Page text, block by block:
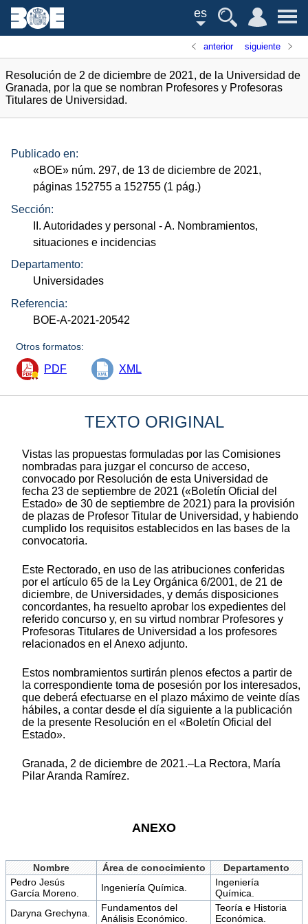
es
anterior siguiente
Resolución de 2 de diciembre de 2021, de la Universidad de
Granada, por la que se nombran Profesores y Profesoras
Titulares de Universidad.
Publicado en:
«BOE» núm. 297, de 13 de diciembre de 2021,
páginas 152755 a 152755 (1 pág.)
Sección:
II. Autoridades y personal - A. Nombramientos,
situaciones e incidencias
Departamento:
Universidades
Referencia:
BOE-A-2021-20542
Otros formatos:
PDF XML
TEXTO ORIGINAL
Vistas las propuestas formuladas por las Comisiones
nombradas para juzgar el concurso de acceso,
convocado por Resolución de esta Universidad de
fecha 23 de septiembre de 2021 («Boletín Oficial del
Estado» de 30 de septiembre de 2021) para la provisión
de plazas de Profesor Titular de Universidad, y habiendo
cumplido los requisitos establecidos en las bases de la
convocatoria.
Este Rectorado, en uso de las atribuciones conferidas
por el artículo 65 de la Ley Orgánica 6/2001, de 21 de
diciembre, de Universidades, y demás disposiciones
concordantes, ha resuelto aprobar los expedientes del
referido concurso y, en su virtud nombrar Profesores y
Profesoras Titulares de Universidad a los profesores
relacionados en el Anexo adjunto.
Estos nombramientos surtirán plenos efectos a partir de
la correspondiente toma de posesión por los interesados,
que deberá efectuarse en el plazo máximo de veinte días
hábiles, a contar desde el día siguiente a la publicación
de la presente Resolución en el «Boletín Oficial del
Estado».
Granada, 2 de diciembre de 2021.–La Rectora, María
Pilar Aranda Ramírez.
ANEXO
Nombre Área de conocimiento
Departamento
Pedro Jesús
García Moreno.
Ingeniería Química.
Ingeniería
Química.
Daryna Grechyna.
Fundamentos del
Análisis Económico.
Teoría e Historia
Económica.